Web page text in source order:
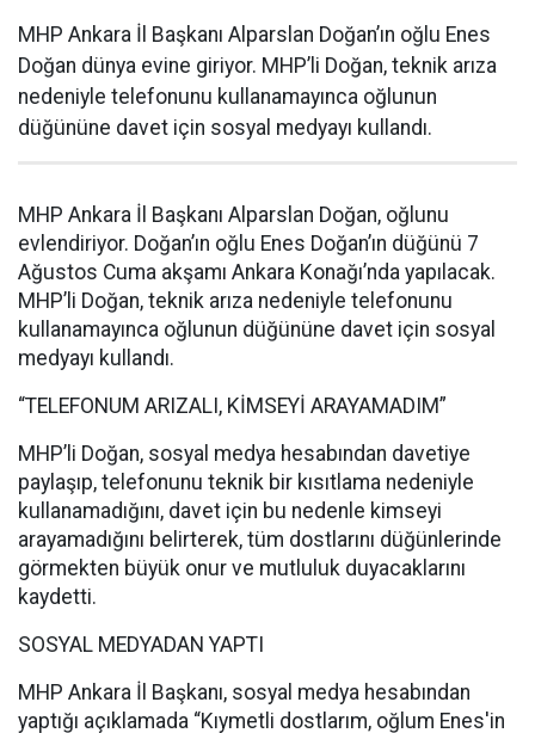
MHP Ankara İl Başkanı Alparslan Doğan’ın oğlu Enes
Doğan dünya evine giriyor. MHP’li Doğan, teknik arıza
nedeniyle telefonunu kullanamayınca oğlunun
düğününe davet için sosyal medyayı kullandı.
MHP Ankara İl Başkanı Alparslan Doğan, oğlunu
evlendiriyor. Doğan’ın oğlu Enes Doğan’ın düğünü 7
Ağustos Cuma akşamı Ankara Konağı’nda yapılacak.
MHP’li Doğan, teknik arıza nedeniyle telefonunu
kullanamayınca oğlunun düğününe davet için sosyal
medyayı kullandı.
“TELEFONUM ARIZALI, KİMSEYİ ARAYAMADIM”
MHP’li Doğan, sosyal medya hesabından davetiye
paylaşıp, telefonunu teknik bir kısıtlama nedeniyle
kullanamadığını, davet için bu nedenle kimseyi
arayamadığını belirterek, tüm dostlarını düğünlerinde
görmekten büyük onur ve mutluluk duyacaklarını
kaydetti.
SOSYAL MEDYADAN YAPTI
MHP Ankara İl Başkanı, sosyal medya hesabından
yaptığı açıklamada “Kıymetli dostlarım, oğlum Enes'in